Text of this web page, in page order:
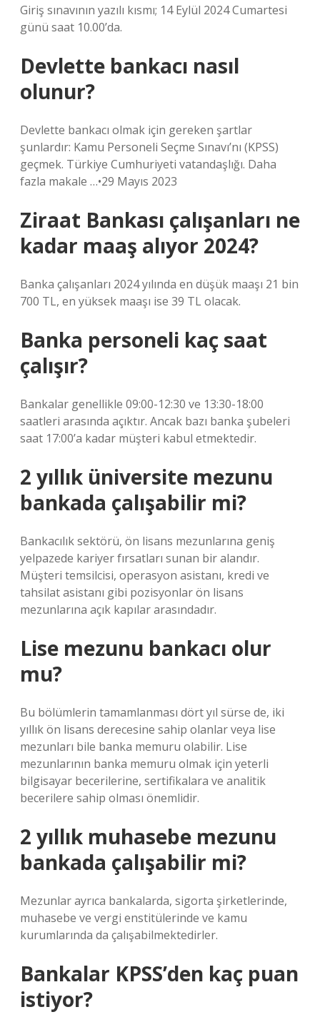
Giriş sınavının yazılı kısmı; 14 Eylül 2024 Cumartesi
günü saat 10.00’da.
Devlette bankacı nasıl
olunur?
Devlette bankacı olmak için gereken şartlar
şunlardır: Kamu Personeli Seçme Sınavı’nı (KPSS)
geçmek. Türkiye Cumhuriyeti vatandaşlığı. Daha
fazla makale …•29 Mayıs 2023
Ziraat Bankası çalışanları ne
kadar maaş alıyor 2024?
Banka çalışanları 2024 yılında en düşük maaşı 21 bin
700 TL, en yüksek maaşı ise 39 TL olacak.
Banka personeli kaç saat
çalışır?
Bankalar genellikle 09:00-12:30 ve 13:30-18:00
saatleri arasında açıktır. Ancak bazı banka şubeleri
saat 17:00’a kadar müşteri kabul etmektedir.
2 yıllık üniversite mezunu
bankada çalışabilir mi?
Bankacılık sektörü, ön lisans mezunlarına geniş
yelpazede kariyer fırsatları sunan bir alandır.
Müşteri temsilcisi, operasyon asistanı, kredi ve
tahsilat asistanı gibi pozisyonlar ön lisans
mezunlarına açık kapılar arasındadır.
Lise mezunu bankacı olur
mu?
Bu bölümlerin tamamlanması dört yıl sürse de, iki
yıllık ön lisans derecesine sahip olanlar veya lise
mezunları bile banka memuru olabilir. Lise
mezunlarının banka memuru olmak için yeterli
bilgisayar becerilerine, sertifikalara ve analitik
becerilere sahip olması önemlidir.
2 yıllık muhasebe mezunu
bankada çalışabilir mi?
Mezunlar ayrıca bankalarda, sigorta şirketlerinde,
muhasebe ve vergi enstitülerinde ve kamu
kurumlarında da çalışabilmektedirler.
Bankalar KPSS’den kaç puan
istiyor?